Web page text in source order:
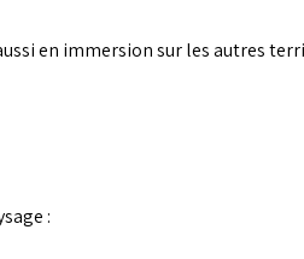
en immersion sur les autres
: